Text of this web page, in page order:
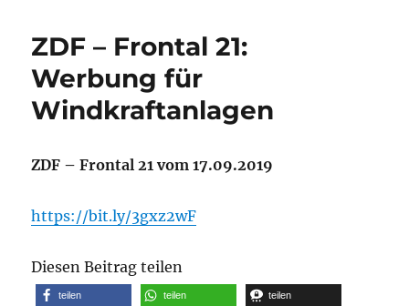
ZDF – Frontal 21:
Werbung für
Windkraftanlagen
ZDF – Frontal 21 vom 17.09.2019
https://bit.ly/3gxz2wF
Diesen Beitrag teilen
teilen teilen teilen